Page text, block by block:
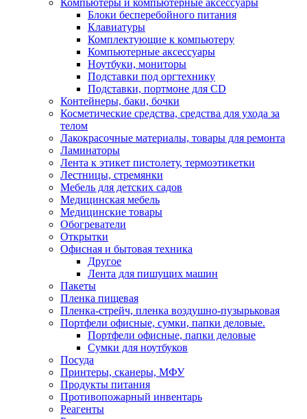
Компьютеры и компьютерные аксессуары
Блоки бесперебойного питания
Клавиатуры
Комплектующие к компьютеру
Компьютерные аксессуары
Ноутбуки, мониторы
Подставки под оргтехнику
Подставки, портмоне для CD
Контейнеры, баки, бочки
Косметические средства, средства для ухода за
телом
Лакокрасочные материалы, товары для ремонта
Ламинаторы
Лента к этикет пистолету, термоэтикетки
Лестницы, стремянки
Мебель для детских садов
Медицинская мебель
Медицинские товары
Обогреватели
Открытки
Офисная и бытовая техника
Другое
Лента для пишущих машин
Пакеты
Пленка пищевая
Пленка-стрейч, пленка воздушно-пузырьковая
Портфели офисные, сумки, папки деловые.
Портфели офисные, папки деловые
Сумки для ноутбуков
Посуда
Принтеры, сканеры, МФУ
Продукты питания
Противопожарный инвентарь
Реагенты